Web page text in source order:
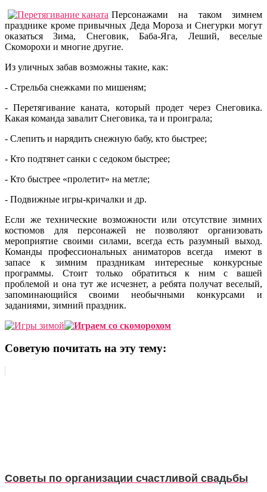
Персонажами на таком зимнем
празднике кроме привычных Деда Мороза и Снегурки могут
оказаться Зима, Снеговик, Баба-Яга, Леший, веселые
Скоморохи и многие другие.
Из уличных забав возможны такие, как:
- Стрельба снежками по мишеням;
- Перетягивание каната, который продет через Снеговика.
Какая команда завалит Снеговика, та и проиграла;
- Слепить и нарядить снежную бабу, кто быстрее;
- Кто подтянет санки с седоком быстрее;
- Кто быстрее «пролетит» на метле;
- Подвижные игры-кричалки и др.
Если же технические возможности или отсутствие зимних
костюмов для персонажей не позволяют организовать
мероприятие своими силами, всегда есть разумный выход.
Команды профессиональных аниматоров всегда имеют в
запасе к зимним праздникам интересные конкурсные
программы. Стоит только обратиться к ним с вашей
проблемой и она тут же исчезнет, а ребята получат веселый,
запоминающийся своими необычными конкурсами и
заданиями, зимний праздник.
Советую почитать на эту тему:
Советы по организации счастливой свадьбы